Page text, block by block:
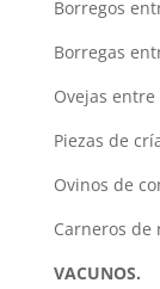
Borregos
Borregas
Ovejas entre
Piezas de
Ovinos de
Carneros de
VACUNOS.